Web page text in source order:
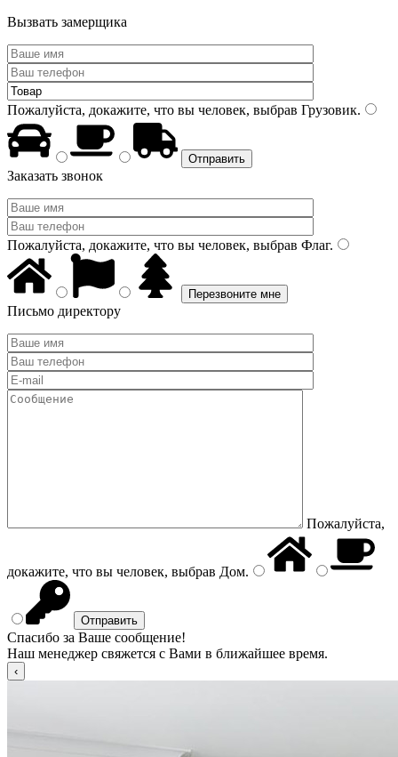
Вызвать замерщика
Пожалуйста, докажите, что вы человек, выбрав Грузовик.
Заказать звонок
Пожалуйста, докажите, что вы человек, выбрав Флаг.
Письмо директору
Пожалуйста,
докажите, что вы человек, выбрав Дом.
Спасибо за Ваше сообщение!
Наш менеджер свяжется с Вами в ближайшее время.